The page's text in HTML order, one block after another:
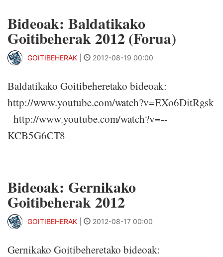
Bideoak: Baldatikako
Goitibeherak 2012 (Forua)
GOITIBEHERAK 2012-08-19 00:00
Baldatikako Goitibeheretako bideoak:
http://www.youtube.com/watch?v=EXo6DitRgsk
http://www.youtube.com/watch?v=--
KCB5G6CT8
Bideoak: Gernikako
Goitibeherak 2012
GOITIBEHERAK 2012-08-17 00:00
Gernikako Goitibeheretako bideoak: